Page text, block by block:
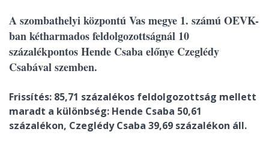
A szombathelyi központú Vas megye 1. számú OEVK-
ban kétharmados feldolgozottságnál 10
százalékpontos Hende Csaba előnye Czeglédy
Csabával szemben.
Frissítés: 85,71 százalékos feldolgozottság mellett
maradt a különbség: Hende Csaba 50,61
százalékon, Czeglédy Csaba 39,69 százalékon áll.